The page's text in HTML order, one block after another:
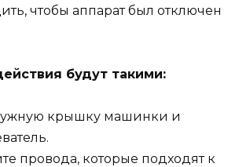
чтобы аппарат был отключен
будут такими:
крышку машинки и
провода, которые подходят к